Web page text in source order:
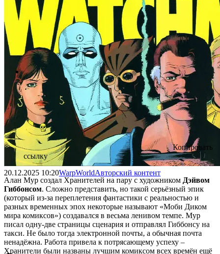
Алан Мур создал Хранителей на пару с художником Дэйвом
Гиббонсом. Сложно представить, но такой серьёзный эпик
(который из-за переплетения фантастики с реальностью и
разных временных эпох некоторые называют «Моби Диком
мира комиксов») создавался в весьма ленивом темпе. Мур
писал одну-две страницы сценария и отправлял Гиббонсу на
такси. Не было тогда электронной почты, а обычная почта
ненадёжна. Работа привела к потрясающему успеху –
Хранители были названы лучшим комиксом всех времён ещё
Копировать
ссылку
20.12.2025 10:20WarpWorldАвторский контент